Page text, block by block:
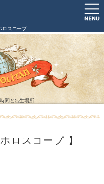
ロスコープ
間と出生場所
ロスコープ 】